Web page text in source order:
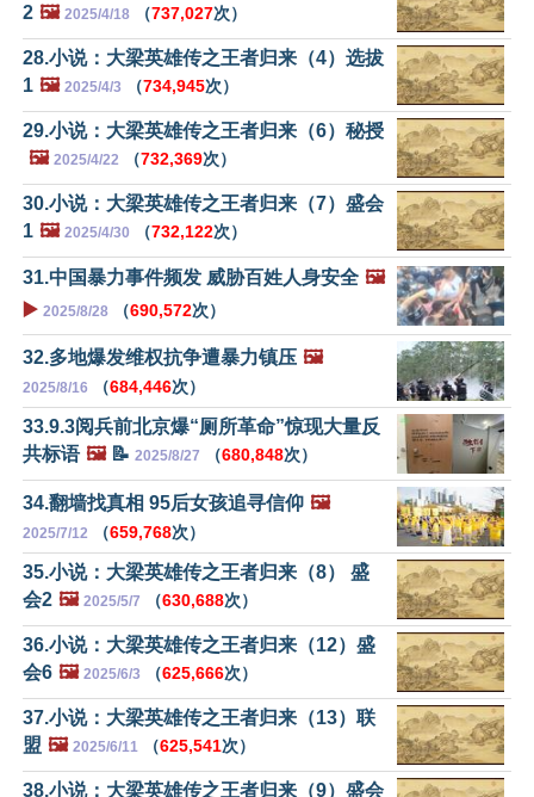
2 🖼️ 2025/4/18 （737,027次）
28.小说：大梁英雄传之王者归来（4）选拔
1 🖼️ 2025/4/3 （734,945次）
29.小说：大梁英雄传之王者归来（6）秘授
🖼️ 2025/4/22 （732,369次）
30.小说：大梁英雄传之王者归来（7）盛会
1 🖼️ 2025/4/30 （732,122次）
31.中国暴力事件频发 威胁百姓人身安全 🖼️
▶️ 2025/8/28 （690,572次）
32.多地爆发维权抗争遭暴力镇压 🖼️
2025/8/16 （684,446次）
33.9.3阅兵前北京爆“厕所革命”惊现大量反
共标语 🖼️📝 2025/8/27 （680,848次）
34.翻墙找真相 95后女孩追寻信仰 🖼️
2025/7/12 （659,768次）
35.小说：大梁英雄传之王者归来（8） 盛
会2 🖼️ 2025/5/7 （630,688次）
36.小说：大梁英雄传之王者归来（12）盛
会6 🖼️ 2025/6/3 （625,666次）
37.小说：大梁英雄传之王者归来（13）联
盟 🖼️ 2025/6/11 （625,541次）
38.小说：大梁英雄传之王者归来（9）盛会